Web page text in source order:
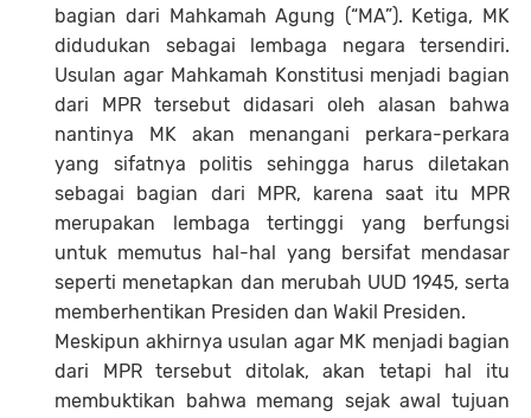
bagian dari Mahkamah Agung (“MA”). Ketiga, MK
didudukan sebagai lembaga negara tersendiri.
Usulan agar Mahkamah Konstitusi menjadi bagian
dari MPR tersebut didasari oleh alasan bahwa
nantinya MK akan menangani perkara-perkara
yang sifatnya politis sehingga harus diletakan
sebagai bagian dari MPR, karena saat itu MPR
merupakan lembaga tertinggi yang berfungsi
untuk memutus hal-hal yang bersifat mendasar
seperti menetapkan dan merubah UUD 1945, serta
memberhentikan Presiden dan Wakil Presiden.
Meskipun akhirnya usulan agar MK menjadi bagian
dari MPR tersebut ditolak, akan tetapi hal itu
membuktikan bahwa memang sejak awal tujuan